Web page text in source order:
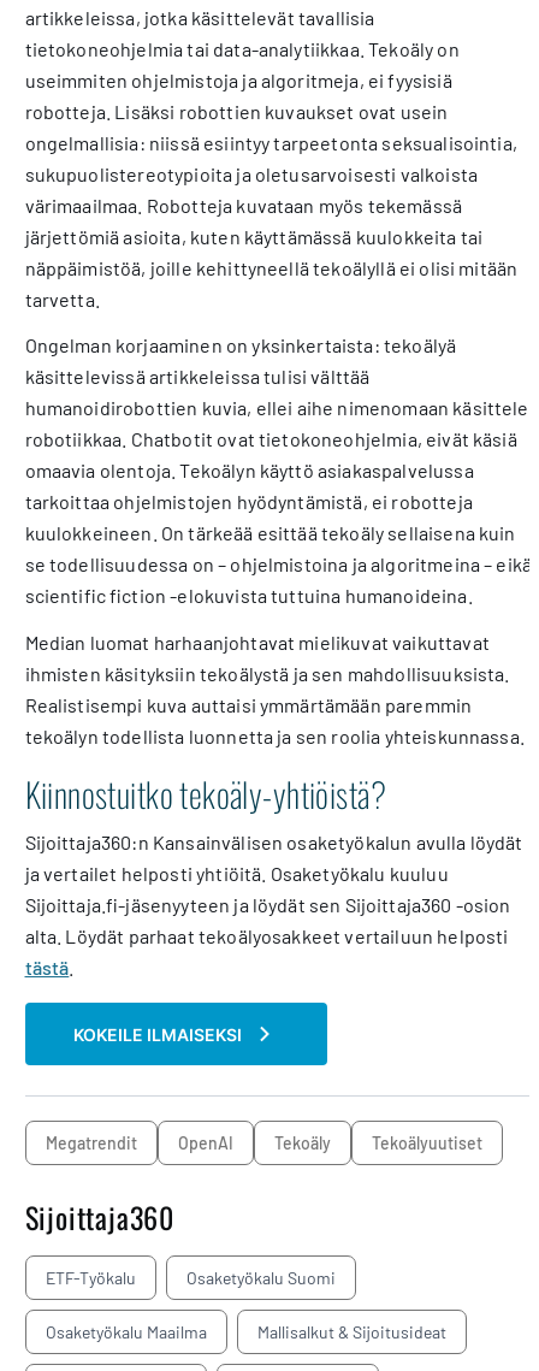
artikkeleissa, jotka käsittelevät tavallisia
tietokoneohjelmia tai data-analytiikkaa. Tekoäly on
useimmiten ohjelmistoja ja algoritmeja, ei fyysisiä
robotteja. Lisäksi robottien kuvaukset ovat usein
ongelmallisia: niissä esiintyy tarpeetonta seksualisointia,
sukupuolistereotypioita ja oletusarvoisesti valkoista
värimaailmaa. Robotteja kuvataan myös tekemässä
järjettömiä asioita, kuten käyttämässä kuulokkeita tai
näppäimistöä, joille kehittyneellä tekoälyllä ei olisi mitään
tarvetta.
Ongelman korjaaminen on yksinkertaista: tekoälyä
käsittelevissä artikkeleissa tulisi välttää
humanoidirobottien kuvia, ellei aihe nimenomaan käsittele
robotiikkaa. Chatbotit ovat tietokoneohjelmia, eivät käsiä
omaavia olentoja. Tekoälyn käyttö asiakaspalvelussa
tarkoittaa ohjelmistojen hyödyntämistä, ei robotteja
kuulokkeineen. On tärkeää esittää tekoäly sellaisena kuin
se todellisuudessa on – ohjelmistoina ja algoritmeina – eikä
scientific fiction -elokuvista tuttuina humanoideina.
Median luomat harhaanjohtavat mielikuvat vaikuttavat
ihmisten käsityksiin tekoälystä ja sen mahdollisuuksista.
Realistisempi kuva auttaisi ymmärtämään paremmin
tekoälyn todellista luonnetta ja sen roolia yhteiskunnassa.
Kiinnostuitko tekoäly-yhtiöistä?
Sijoittaja360:n Kansainvälisen osaketyökalun avulla löydät
ja vertailet helposti yhtiöitä. Osaketyökalu kuuluu
Sijoittaja.fi-jäsenyyteen ja löydät sen Sijoittaja360 -osion
alta. Löydät parhaat tekoälyosakkeet vertailuun helposti
tästä
KOKEILE ILMAISEKSI
megatrendit OpenAI Tekoäly Tekoälyuutiset
Sijoittaja360
ETF-Työkalu Osaketyökalu Suomi
Osaketyökalu Maailma Mallisalkut & Sijoitusideat